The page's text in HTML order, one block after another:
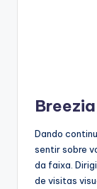
Breezia
Dando
sentir sobre
da faixa.
de visitas